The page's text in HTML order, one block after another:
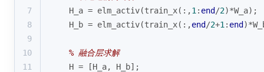
7
    H_a = elm_activ(train_x(:,
1 : end /2)*W_a);
8
    H_b = elm_activ(train_x(:,
end /2+1 : end
9
10
% 融合层求解
11
    H = [H_a, H_b];